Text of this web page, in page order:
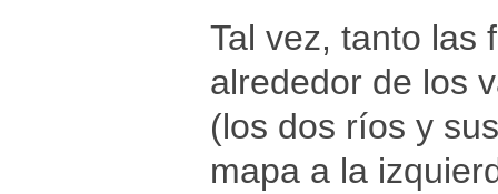
Tal vez, tanto las
alrededor de los
(los dos ríos y
mapa a la